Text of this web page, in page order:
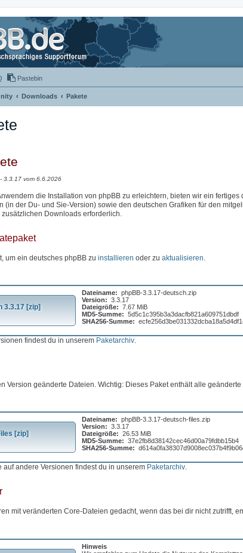
Pastebin
Downloads Pakete
3.3.17 vom 6.6.2026
die Installation von phpBB zu erleichtern, bieten wir ein
(in der Du- und Sie-Version) sowie den deutschen Grafiken für den
Downloads erforderlich.
um ein deutsches phpBB zu installieren oder zu aktualisieren.
3.3.17 [zip]
Dateiname: phpBB-3.3.17-deutsch.zip
Version: 3.3.17
Dateigröße: 7.67 MiB
MD5-Summe: 5d5c1c395b3a3dacfb821a609751dbdf
SHA256-Summe:
findest du in unserem Paketarchiv.
Version geänderte Dateien. Wichtig: Dieses Paket enthält alle
[zip]
Dateiname: phpBB-3.3.17-deutsch-files.zip
Version: 3.3.17
Dateigröße: 26.53 MiB
MD5-Summe: 37e2fb8d38142cec46d00a79fdbb15b4
SHA256-Summe:
auf andere Versionen findest du in unserem Paketarchiv.
mit veränderten Core-Dateien gedacht, wenn das bei dir nicht zutrifft,
Hinweis